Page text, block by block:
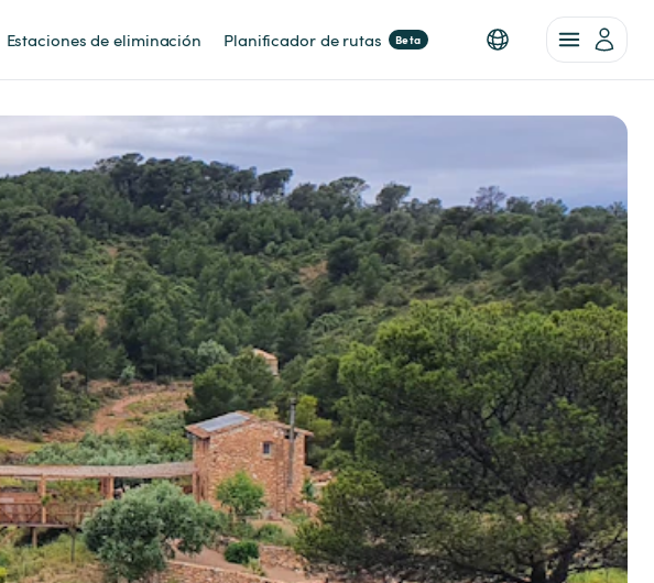
Estaciones de eliminación Planificador de rutas Beta